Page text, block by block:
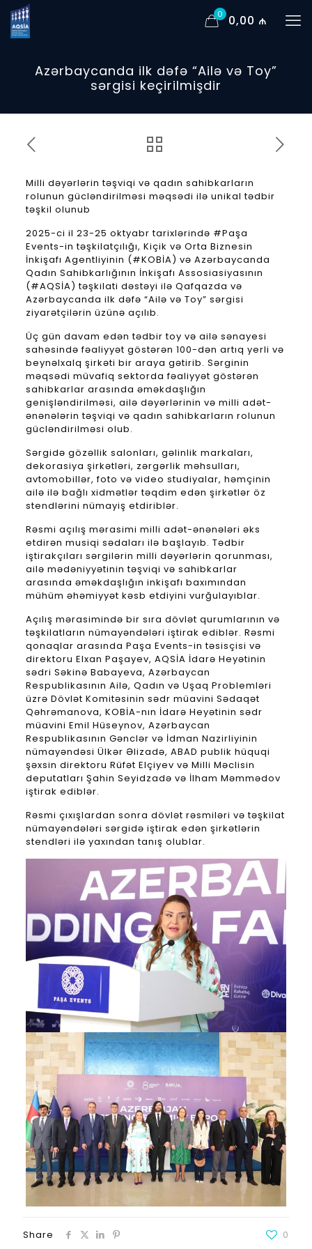
0 0,00 ₼
Azərbaycanda ilk dəfə “Ailə və Toy”
sərgisi keçirilmişdir
Milli dəyərlərin təşviqi və qadın sahibkarların
rolunun gücləndirilməsi məqsədi ilə unikal tədbir
təşkil olunub
2025-ci il 23-25 oktyabr tarixlərində #Paşa
Events-in təşkilatçılığı, Kiçik və Orta Biznesin
İnkişafı Agentliyinin (#KOBİA) və Azərbaycanda
Qadın Sahibkarlığının İnkişafı Assosiasiyasının
(#AQSİA) təşkilati dəstəyi ilə Qafqazda və
Azərbaycanda ilk dəfə “Ailə və Toy” sərgisi
ziyarətçilərin üzünə açılıb.
Üç gün davam edən tədbir toy və ailə sənayesi
sahəsində fəaliyyət göstərən 100-dən artıq yerli və
beynəlxalq şirkəti bir araya gətirib. Sərginin
məqsədi müvafiq sektorda fəaliyyət göstərən
sahibkarlar arasında əməkdaşlığın
genişləndirilməsi, ailə dəyərlərinin və milli adət-
ənənələrin təşviqi və qadın sahibkarların rolunun
gücləndirilməsi olub.
Sərgidə gözəllik salonları, gəlinlik markaları,
dekorasiya şirkətləri, zərgərlik məhsulları,
avtomobillər, foto və video studiyalar, həmçinin
ailə ilə bağlı xidmətlər təqdim edən şirkətlər öz
stendlərini nümayiş etdiriblər.
Rəsmi açılış mərasimi milli adət-ənənələri əks
etdirən musiqi sədaları ilə başlayıb. Tədbir
iştirakçıları sərgilərin milli dəyərlərin qorunması,
ailə mədəniyyətinin təşviqi və sahibkarlar
arasında əməkdaşlığın inkişafı baxımından
mühüm əhəmiyyət kəsb etdiyini vurğulayıblar.
Açılış mərasimində bir sıra dövlət qurumlarının və
təşkilatların nümayəndələri iştirak ediblər. Rəsmi
qonaqlar arasında Paşa Events-in təsisçisi və
direktoru Elxan Paşayev, AQSİA İdarə Heyətinin
sədri Səkinə Babayeva, Azərbaycan
Respublikasının Ailə, Qadın və Uşaq Problemləri
üzrə Dövlət Komitəsinin sədr müavini Sədaqət
Qəhrəmanova, KOBİA-nın İdarə Heyətinin sədr
müavini Emil Hüseynov, Azərbaycan
Respublikasının Gənclər və İdman Nazirliyinin
nümayəndəsi Ülkər Əlizadə, ABAD publik hüquqi
şəxsin direktoru Rüfət Elçiyev və Milli Məclisin
deputatları Şahin Seyidzadə və İlham Məmmədov
iştirak ediblər.
Rəsmi çıxışlardan sonra dövlət rəsmiləri və təşkilat
nümayəndələri sərgidə iştirak edən şirkətlərin
stendləri ilə yaxından tanış olublar.
Share 0